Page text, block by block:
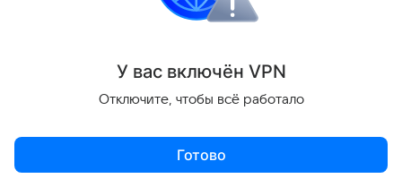
Поделиться
У вас включён VPN
Отключите, чтобы всё работало
Готово